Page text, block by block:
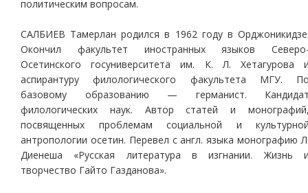
политическим вопросам.
САЛБИЕВ Тамерлан родился в 1962 году в
Окончил факультет иностранных языков
Осетинского гос­университета им. К. Л. Хетагурова
аспирантуру филологического факультета МГУ.
базовому образованию — германист.
филологических наук. Автор статей и
посвященных проблемам социальной и
антропологии осетин. Перевел с англ. языка монографию
Диенеша «Русская литература в изгнании. Жизнь
творчество Гайто Газданова».